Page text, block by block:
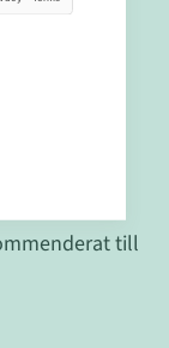
livsstil
till